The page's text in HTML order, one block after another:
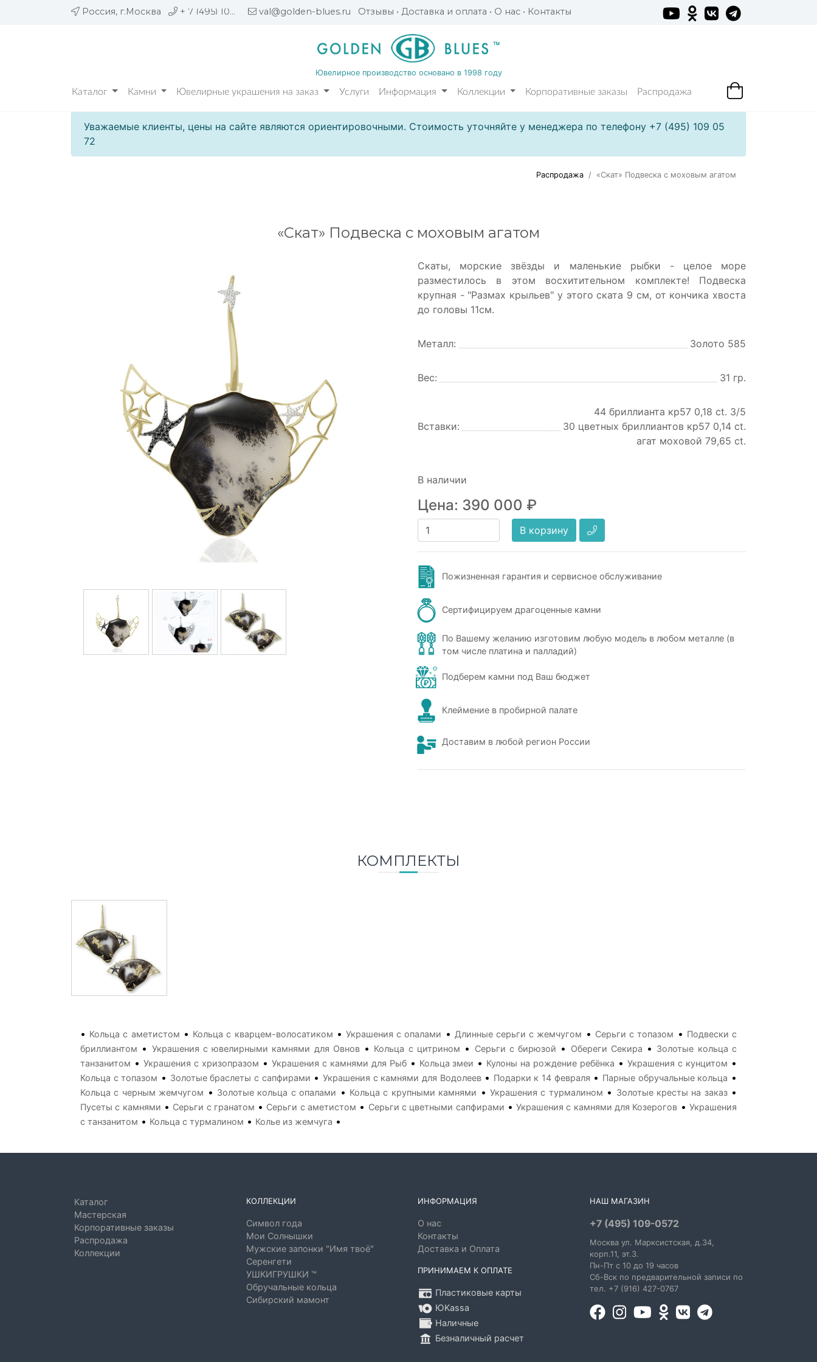
Россия, г.Москва + 7 (495) 109 05 72 val@golden-blues.ru Отзывы • Доставка и оплата • О нас • Контакты
Ювелирное производство основано в 1998 году
Каталог Камни Ювелирные украшения на заказ Услуги Информация Коллекции Корпоративные заказы Распродажа
Уважаемые клиенты, цены на сайте являются ориентировочными. Стоимость уточняйте у менеджера по телефону +7 (495) 109 05
72
Распродажа «Скат» Подвеска с моховым агатом
«Скат» Подвеска с моховым агатом
Скаты, морские звёзды и маленькие рыбки - целое море
разместилось в этом восхитительном комплекте! Подвеска
крупная - "Размах крыльев" у этого ската 9 см, от кончика хвоста
до головы 11см.
Металл: Золото 585
Вес: 31 гр.
Вставки:
44 бриллианта кр57 0,18 ct. 3/5
30 цветных бриллиантов кр57 0,14 ct.
агат моховой 79,65 ct.
В наличии
Цена: 390 000 ₽
В корзину
Пожизненная гарантия и сервисное обслуживание
Сертифицируем драгоценные камни
По Вашему желанию изготовим любую модель в любом металле (в
том числе платина и палладий)
Подберем камни под Ваш бюджет
Клеймение в пробирной палате
Доставим в любой регион России
КОМПЛЕКТЫ
• Кольца с аметистом • Кольца с кварцем-волосатиком • Украшения с опалами • Длинные серьги с жемчугом • Серьги с топазом • Подвески с
бриллиантом • Украшения с ювелирными камнями для Овнов• Кольца с цитрином • Серьги с бирюзой • Обереги Секира • Золотые кольца с
танзанитом • Украшения с хризопразом • Украшения с камнями для Рыб• Кольца змеи • Кулоны на рождение ребёнка •Украшения с кунцитом •
Кольца с топазом • Золотые браслеты с сапфирами • Украшения с камнями для Водолеев• Подарки к 14 февраля • Парные обручальные кольца •
Кольца с черным жемчугом • Золотые кольца с опалами • Кольца с крупными камнями • Украшения с турмалином • Золотые кресты на заказ•
Пусеты с камнями • Серьги с гранатом • Серьги с аметистом • Серьги с цветными сапфирами •Украшения с камнями для Козерогов •Украшения
с танзанитом • Кольца с турмалином • Колье из жемчуга •
Каталог
Мастерская
Корпоративные заказы
Распродажа
Коллекции
КОЛЛЕКЦИИ
Символ года
Мои Солнышки
Мужские запонки "Имя твоё"
Серенгети
УШКИГРУШКИ ™
Обручальные кольца
Сибирский мамонт
ИНФОРМАЦИЯ
О нас
Контакты
Доставка и Оплата
ПРИНИМАЕМ К ОПЛАТЕ
Пластиковые карты
ЮKassa
Наличные
Безналичный расчет
НАШ МАГАЗИН
+7 (495) 109-0572
Москва ул. Марксистская, д.34,
корп.11, эт.3.
Пн-Пт c 10 до 19 часов
Сб-Вск по предварительной записи по
тел. +7 (916) 427-0767